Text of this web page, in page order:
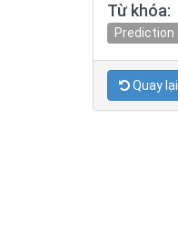
Từ khóa:
Prediction
Quay lại